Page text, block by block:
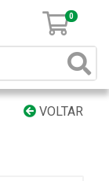
0
VOLTAR